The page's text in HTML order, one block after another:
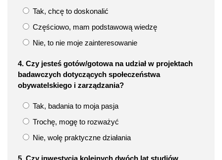
Tak, chcę to doskonalić
Częściowo, mam podstawową wiedzę
Nie, to nie moje zainteresowanie
4. Czy jesteś gotów/gotowa na udział w projektach
badawczych dotyczących społeczeństwa
obywatelskiego i zarządzania?
Tak, badania to moja pasja
Trochę, mogę to rozważyć
Nie, wolę praktyczne działania